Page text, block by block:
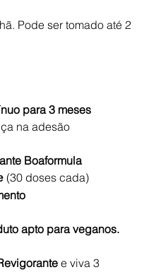
Pode ser tomado até 2
para 3 meses
na adesão
Boaformula
(30 doses cada)
apto para veganos.
e viva 3